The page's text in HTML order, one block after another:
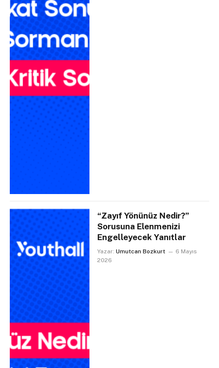
“Zayıf Yönünüz Nedir?”
Sorusuna Elenmenizi
Engelleyecek Yanıtlar
Yazar: Umutcan Bozkurt
6 Mayıs
2026